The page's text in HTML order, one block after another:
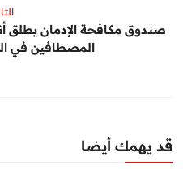
صندوق مكافحة الإدمان يطلق
المصطافين في
قد يهمك أيضا